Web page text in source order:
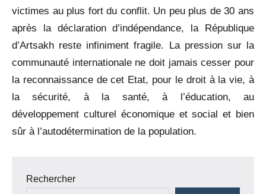
victimes au plus fort du conflit. Un peu plus de 30 ans
après la déclaration d’indépendance, la République
d’Artsakh reste infiniment fragile. La pression sur la
communauté internationale ne doit jamais cesser pour
la reconnaissance de cet Etat, pour le droit à la vie, à
la sécurité, à la santé, à l’éducation, au
développement culturel économique et social et bien
sûr à l’autodétermination de la population.
Rechercher